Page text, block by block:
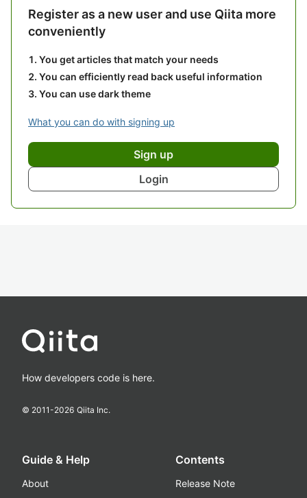
Register as a new user and use Qiita more
conveniently
You get articles that match your needs
You can efficiently read back useful information
You can use dark theme
What you can do with signing up
Sign up
Login
How developers code is here.
© 2011-2026 Qiita Inc.
Guide & Help
About
Contents
Release Note